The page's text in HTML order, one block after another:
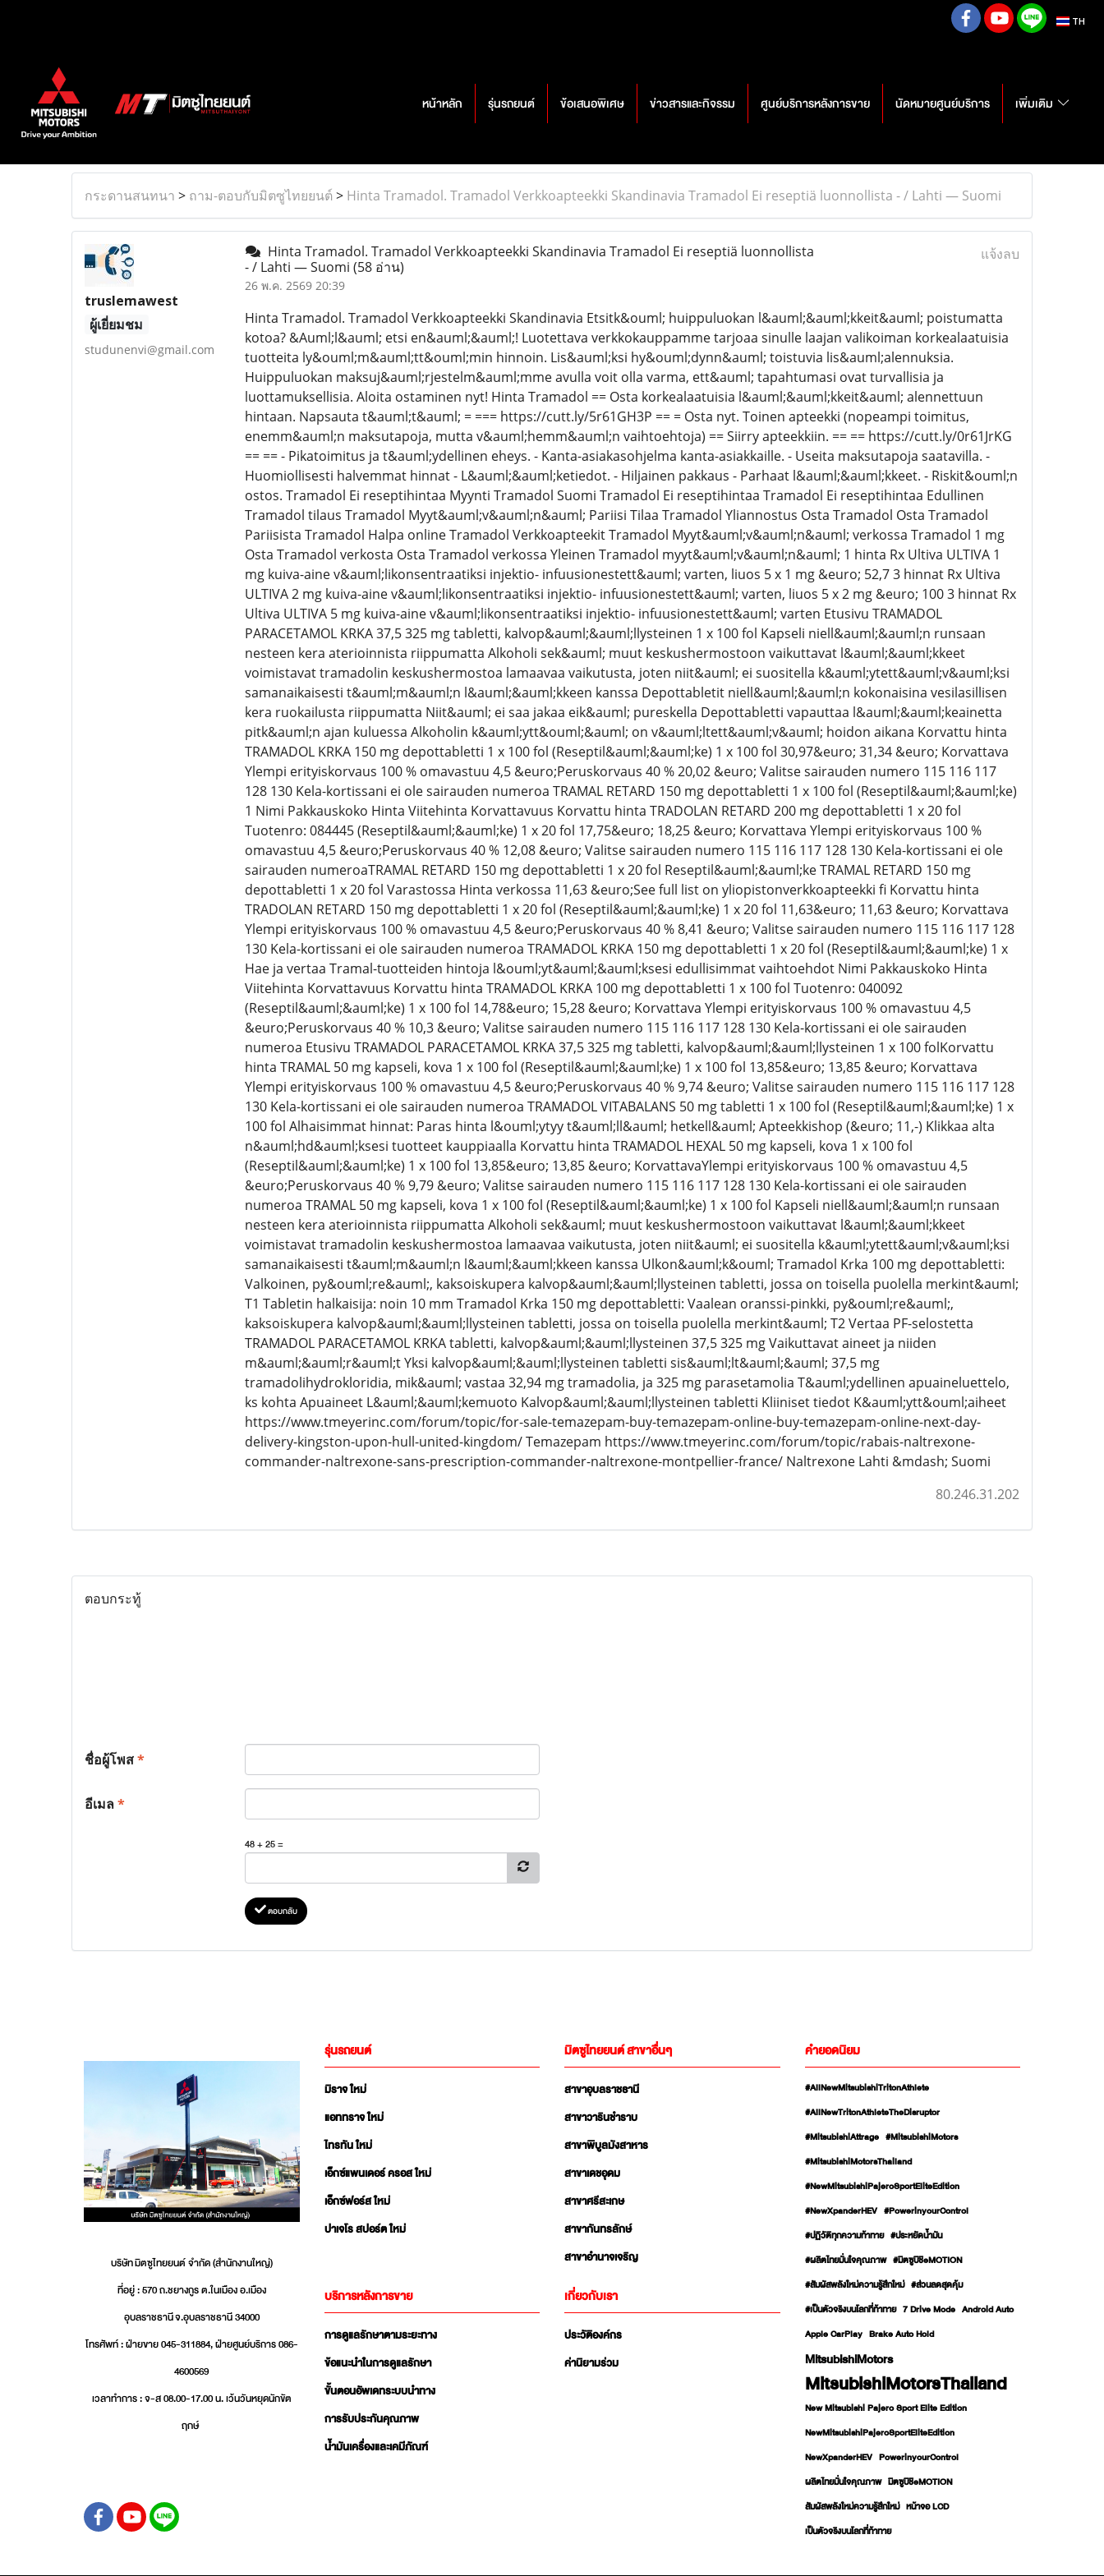
TH
หน้าหลัก รุ่นรถยนต์ ข้อเสนอพิเศษ ข่าวสารและกิจรรม ศูนย์บริการหลังการขาย นัดหมายศูนย์บริการ เพิ่มเติม
กระดานสนทนา > ถาม-ตอบกับมิตซูไทยยนต์ > Hinta Tramadol. Tramadol Verkkoapteekki Skandinavia Tramadol Ei reseptiä luonnollista - / Lahti — Suomi
truslemawest
ผู้เยี่ยมชม
studunenvi@gmail.com
Hinta Tramadol. Tramadol Verkkoapteekki Skandinavia Tramadol Ei reseptiä luonnollista
- / Lahti — Suomi (58 อ่าน)
26 พ.ค. 2569 20:39
แจ้งลบ
Hinta Tramadol. Tramadol Verkkoapteekki Skandinavia Etsitk&ouml; huippuluokan l&auml;&auml;kkeit&auml; poistumatta
kotoa? &Auml;l&auml; etsi en&auml;&auml;! Luotettava verkkokauppamme tarjoaa sinulle laajan valikoiman korkealaatuisia
tuotteita ly&ouml;m&auml;tt&ouml;min hinnoin. Lis&auml;ksi hy&ouml;dynn&auml; toistuvia lis&auml;alennuksia.
Huippuluokan maksuj&auml;rjestelm&auml;mme avulla voit olla varma, ett&auml; tapahtumasi ovat turvallisia ja
luottamuksellisia. Aloita ostaminen nyt! Hinta Tramadol == Osta korkealaatuisia l&auml;&auml;kkeit&auml; alennettuun
hintaan. Napsauta t&auml;t&auml; = === https://cutt.ly/5r61GH3P == = Osta nyt. Toinen apteekki (nopeampi toimitus,
enemm&auml;n maksutapoja, mutta v&auml;hemm&auml;n vaihtoehtoja) == Siirry apteekkiin. == == https://cutt.ly/0r61JrKG
== == - Pikatoimitus ja t&auml;ydellinen eheys. - Kanta-asiakasohjelma kanta-asiakkaille. - Useita maksutapoja saatavilla. -
Huomiollisesti halvemmat hinnat - L&auml;&auml;ketiedot. - Hiljainen pakkaus - Parhaat l&auml;&auml;kkeet. - Riskit&ouml;n
ostos. Tramadol Ei reseptihintaa Myynti Tramadol Suomi Tramadol Ei reseptihintaa Tramadol Ei reseptihintaa Edullinen
Tramadol tilaus Tramadol Myyt&auml;v&auml;n&auml; Pariisi Tilaa Tramadol Yliannostus Osta Tramadol Osta Tramadol
Pariisista Tramadol Halpa online Tramadol Verkkoapteekit Tramadol Myyt&auml;v&auml;n&auml; verkossa Tramadol 1 mg
Osta Tramadol verkosta Osta Tramadol verkossa Yleinen Tramadol myyt&auml;v&auml;n&auml; 1 hinta Rx Ultiva ULTIVA 1
mg kuiva-aine v&auml;likonsentraatiksi injektio- infuusionestett&auml; varten, liuos 5 x 1 mg &euro; 52,7 3 hinnat Rx Ultiva
ULTIVA 2 mg kuiva-aine v&auml;likonsentraatiksi injektio- infuusionestett&auml; varten, liuos 5 x 2 mg &euro; 100 3 hinnat Rx
Ultiva ULTIVA 5 mg kuiva-aine v&auml;likonsentraatiksi injektio- infuusionestett&auml; varten Etusivu TRAMADOL
PARACETAMOL KRKA 37,5 325 mg tabletti, kalvop&auml;&auml;llysteinen 1 x 100 fol Kapseli niell&auml;&auml;n runsaan
nesteen kera aterioinnista riippumatta Alkoholi sek&auml; muut keskushermostoon vaikuttavat l&auml;&auml;kkeet
voimistavat tramadolin keskushermostoa lamaavaa vaikutusta, joten niit&auml; ei suositella k&auml;ytett&auml;v&auml;ksi
samanaikaisesti t&auml;m&auml;n l&auml;&auml;kkeen kanssa Depottabletit niell&auml;&auml;n kokonaisina vesilasillisen
kera ruokailusta riippumatta Niit&auml; ei saa jakaa eik&auml; pureskella Depottabletti vapauttaa l&auml;&auml;keainetta
pitk&auml;n ajan kuluessa Alkoholin k&auml;ytt&ouml;&auml; on v&auml;ltett&auml;v&auml; hoidon aikana Korvattu hinta
TRAMADOL KRKA 150 mg depottabletti 1 x 100 fol (Reseptil&auml;&auml;ke) 1 x 100 fol 30,97&euro; 31,34 &euro; Korvattava
Ylempi erityiskorvaus 100 % omavastuu 4,5 &euro;Peruskorvaus 40 % 20,02 &euro; Valitse sairauden numero 115 116 117
128 130 Kela-kortissani ei ole sairauden numeroa TRAMAL RETARD 150 mg depottabletti 1 x 100 fol (Reseptil&auml;&auml;ke)
1 Nimi Pakkauskoko Hinta Viitehinta Korvattavuus Korvattu hinta TRADOLAN RETARD 200 mg depottabletti 1 x 20 fol
Tuotenro: 084445 (Reseptil&auml;&auml;ke) 1 x 20 fol 17,75&euro; 18,25 &euro; Korvattava Ylempi erityiskorvaus 100 %
omavastuu 4,5 &euro;Peruskorvaus 40 % 12,08 &euro; Valitse sairauden numero 115 116 117 128 130 Kela-kortissani ei ole
sairauden numeroaTRAMAL RETARD 150 mg depottabletti 1 x 20 fol Reseptil&auml;&auml;ke TRAMAL RETARD 150 mg
depottabletti 1 x 20 fol Varastossa Hinta verkossa 11,63 &euro;See full list on yliopistonverkkoapteekki fi Korvattu hinta
TRADOLAN RETARD 150 mg depottabletti 1 x 20 fol (Reseptil&auml;&auml;ke) 1 x 20 fol 11,63&euro; 11,63 &euro; Korvattava
Ylempi erityiskorvaus 100 % omavastuu 4,5 &euro;Peruskorvaus 40 % 8,41 &euro; Valitse sairauden numero 115 116 117 128
130 Kela-kortissani ei ole sairauden numeroa TRAMADOL KRKA 150 mg depottabletti 1 x 20 fol (Reseptil&auml;&auml;ke) 1 x
Hae ja vertaa Tramal-tuotteiden hintoja l&ouml;yt&auml;&auml;ksesi edullisimmat vaihtoehdot Nimi Pakkauskoko Hinta
Viitehinta Korvattavuus Korvattu hinta TRAMADOL KRKA 100 mg depottabletti 1 x 100 fol Tuotenro: 040092
(Reseptil&auml;&auml;ke) 1 x 100 fol 14,78&euro; 15,28 &euro; Korvattava Ylempi erityiskorvaus 100 % omavastuu 4,5
&euro;Peruskorvaus 40 % 10,3 &euro; Valitse sairauden numero 115 116 117 128 130 Kela-kortissani ei ole sairauden
numeroa Etusivu TRAMADOL PARACETAMOL KRKA 37,5 325 mg tabletti, kalvop&auml;&auml;llysteinen 1 x 100 folKorvattu
hinta TRAMAL 50 mg kapseli, kova 1 x 100 fol (Reseptil&auml;&auml;ke) 1 x 100 fol 13,85&euro; 13,85 &euro; Korvattava
Ylempi erityiskorvaus 100 % omavastuu 4,5 &euro;Peruskorvaus 40 % 9,74 &euro; Valitse sairauden numero 115 116 117 128
130 Kela-kortissani ei ole sairauden numeroa TRAMADOL VITABALANS 50 mg tabletti 1 x 100 fol (Reseptil&auml;&auml;ke) 1 x
100 fol Alhaisimmat hinnat: Paras hinta l&ouml;ytyy t&auml;ll&auml; hetkell&auml; Apteekkishop (&euro; 11,-) Klikkaa alta
n&auml;hd&auml;ksesi tuotteet kauppiaalla Korvattu hinta TRAMADOL HEXAL 50 mg kapseli, kova 1 x 100 fol
(Reseptil&auml;&auml;ke) 1 x 100 fol 13,85&euro; 13,85 &euro; KorvattavaYlempi erityiskorvaus 100 % omavastuu 4,5
&euro;Peruskorvaus 40 % 9,79 &euro; Valitse sairauden numero 115 116 117 128 130 Kela-kortissani ei ole sairauden
numeroa TRAMAL 50 mg kapseli, kova 1 x 100 fol (Reseptil&auml;&auml;ke) 1 x 100 fol Kapseli niell&auml;&auml;n runsaan
nesteen kera aterioinnista riippumatta Alkoholi sek&auml; muut keskushermostoon vaikuttavat l&auml;&auml;kkeet
voimistavat tramadolin keskushermostoa lamaavaa vaikutusta, joten niit&auml; ei suositella k&auml;ytett&auml;v&auml;ksi
samanaikaisesti t&auml;m&auml;n l&auml;&auml;kkeen kanssa Ulkon&auml;k&ouml; Tramadol Krka 100 mg depottabletti:
Valkoinen, py&ouml;re&auml;, kaksoiskupera kalvop&auml;&auml;llysteinen tabletti, jossa on toisella puolella merkint&auml;
T1 Tabletin halkaisija: noin 10 mm Tramadol Krka 150 mg depottabletti: Vaalean oranssi-pinkki, py&ouml;re&auml;,
kaksoiskupera kalvop&auml;&auml;llysteinen tabletti, jossa on toisella puolella merkint&auml; T2 Vertaa PF-selostetta
TRAMADOL PARACETAMOL KRKA tabletti, kalvop&auml;&auml;llysteinen 37,5 325 mg Vaikuttavat aineet ja niiden
m&auml;&auml;r&auml;t Yksi kalvop&auml;&auml;llysteinen tabletti sis&auml;lt&auml;&auml; 37,5 mg
tramadolihydrokloridia, mik&auml; vastaa 32,94 mg tramadolia, ja 325 mg parasetamolia T&auml;ydellinen apuaineluettelo,
ks kohta Apuaineet L&auml;&auml;kemuoto Kalvop&auml;&auml;llysteinen tabletti Kliiniset tiedot K&auml;ytt&ouml;aiheet
https://www.tmeyerinc.com/forum/topic/for-sale-temazepam-buy-temazepam-online-buy-temazepam-online-next-day-
delivery-kingston-upon-hull-united-kingdom/ Temazepam https://www.tmeyerinc.com/forum/topic/rabais-naltrexone-
commander-naltrexone-sans-prescription-commander-naltrexone-montpellier-france/ Naltrexone Lahti &mdash; Suomi
80.246.31.202
ตอบกระทู้
ชื่อผู้โพส*
อีเมล*
48 + 25 =
ตอบกลับ
บริษัท มิตซูไทยยนต์ จำกัด (สำนักงานใหญ่)
ที่อยู่ : 570 ถ.ชยางกูร ต.ในเมือง อ.เมือง
อุบลราชธานี จ.อุบลราชธานี 34000
โทรศัพท์ : ฝ่ายขาย 045-311884, ฝ่ายศูนย์บริการ 086-
4600569
เวลาทำการ : จ-ส 08.00-17.00 น. เว้นวันหยุดนักขัต
ฤกษ์
รุ่นรถยนต์
มิราจ ใหม่
แอททราจ ใหม่
ไทรทัน ใหม่
เอ็กซ์แพนเดอร์ ครอส ใหม่
เอ็กซ์ฟอร์ส ใหม่
ปาเจโร สปอร์ต ใหม่
มิตซูไทยยนต์ สาขาอื่นๆ
สาขาอุบลราชธานี
สาขาวารินชำราบ
สาขาพิบูลมังสาหาร
สาขาเดชอุดม
สาขาศรีสะเกษ
สาขากันทรลักษ์
สาขาอำนาจเจริญ
บริการหลังการขาย
การดูแลรักษาตามระยะทาง
ข้อแนะนำในการดูแลรักษา
ขั้นตอนอัพเดทระบบนำทาง
การรับประกันคุณภาพ
น้ำมันเครื่องและเคมีภัณฑ์
เกี่ยวกับเรา
ประวัติองค์กร
ค่านิยามร่วม
คำยอดนิยม
#AllNewMitsubishiTritonAthlete
#AllNewTritonAthleteTheDisruptor
#MitsubishiAttrage #MitsubishiMotors
#MitsubishiMotorsThailand
#NewMitsubishiPajeroSportEliteEdition
#NewXpanderHEV #PowerinyourControl
#ปฏิวัติทุกความท้าทาย #ประหยัดน้ำมัน
#ผลิตไทยมั่นใจคุณภาพ #มิตซูบิชิeMOTION
#สัมผัสพลังใหม่ความรู้สึกใหม่ #ส่วนลดสุดคุ้ม
#เป็นตัวจริงบนโลกที่ท้าทาย 7 Drive Mode Android Auto
Apple CarPlay Brake Auto Hold
MitsubishiMotors
MitsubishiMotorsThailand
New Mitsubishi Pajero Sport Elite Edition
NewMitsubishiPajeroSportEliteEdition
NewXpanderHEV PowerinyourControl
ผลิตไทยมั่นใจคุณภาพ มิตซูบิชิeMOTION
สัมผัสพลังใหม่ความรู้สึกใหม่ หน้าจอ LCD
เป็นตัวจริงบนโลกที่ท้าทาย